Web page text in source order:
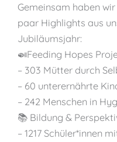
Gemeinsam haben
paar Highlights aus
Jubiläumsjahr:
🍛Feeding Hopes
– 303 Mütter durch
– 60 unterernährte
– 242 Menschen in
📚 Bildung &
– 1217 Schüler*innen